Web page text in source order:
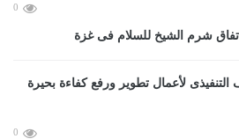
0
شرم الشيخ للسلام فى غزة
0